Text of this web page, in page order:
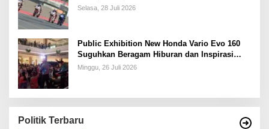
Racing Series Putaran ke 3
Selasa, 28 Juli 2026
Public Exhibition New Honda Vario Evo 160
Suguhkan Beragam Hiburan dan Inspirasi
Modifikasi
Minggu, 26 Juli 2026
Politik Terbaru